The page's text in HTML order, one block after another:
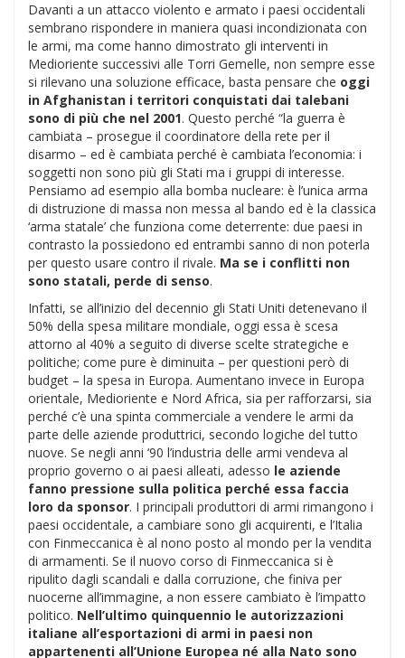
Davanti a un attacco violento e armato i paesi occidentali
sembrano rispondere in maniera quasi incondizionata con
le armi, ma come hanno dimostrato gli interventi in
Medioriente successivi alle Torri Gemelle, non sempre esse
si rilevano una soluzione efficace, basta pensare che oggi
in Afghanistan i territori conquistati dai talebani
sono di più che nel 2001. Questo perché “la guerra è
cambiata – prosegue il coordinatore della rete per il
disarmo – ed è cambiata perché è cambiata l’economia: i
soggetti non sono più gli Stati ma i gruppi di interesse.
Pensiamo ad esempio alla bomba nucleare: è l’unica arma
di distruzione di massa non messa al bando ed è la classica
‘arma statale’ che funziona come deterrente: due paesi in
contrasto la possiedono ed entrambi sanno di non poterla
per questo usare contro il rivale. Ma se i conflitti non
sono statali, perde di senso.
Infatti, se all’inizio del decennio gli Stati Uniti detenevano il
50% della spesa militare mondiale, oggi essa è scesa
attorno al 40% a seguito di diverse scelte strategiche e
politiche; come pure è diminuita – per questioni però di
budget – la spesa in Europa. Aumentano invece in Europa
orientale, Medioriente e Nord Africa, sia per rafforzarsi, sia
perché c’è una spinta commerciale a vendere le armi da
parte delle aziende produttrici, secondo logiche del tutto
nuove. Se negli anni ‘90 l’industria delle armi vendeva al
proprio governo o ai paesi alleati, adesso le aziende
fanno pressione sulla politica perché essa faccia
loro da sponsor. I principali produttori di armi rimangono i
paesi occidentale, a cambiare sono gli acquirenti, e l’Italia
con Finmeccanica è al nono posto al mondo per la vendita
di armamenti. Se il nuovo corso di Finmeccanica si è
ripulito dagli scandali e dalla corruzione, che finiva per
nuocerne all’immagine, a non essere cambiato è l’impatto
politico. Nell’ultimo quinquennio le autorizzazioni
italiane all’esportazioni di armi in paesi non
appartenenti all’Unione Europea né alla Nato sono